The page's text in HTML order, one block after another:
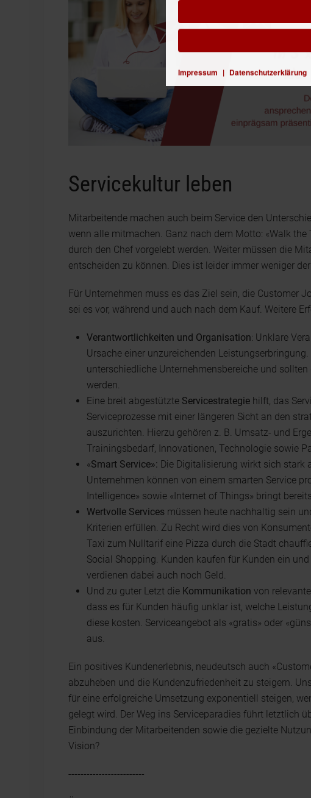
Servicekultur leben
Mitarbeitende machen auch beim Service den
wenn alle mitmachen. Ganz nach dem Motto: «Walk
durch den Chef vorgelebt werden. Weiter müssen die
entscheiden zu können. Dies ist leider immer weniger der
Für Unternehmen muss es das Ziel sein, die Customer
sei es vor, während und auch nach dem Kauf. Weitere
Verantwortlichkeiten und Organisation: Unklare
Ursache einer unzureichenden
unterschiedliche Unternehmensbereiche und
werden.
Eine breit abgestützte Servicestrategie hilft, das
Serviceprozesse mit einer längeren Sicht an den
auszurichten. Hierzu gehören z. B. Umsatz- und
Trainingsbedarf, Innovationen, Technologie sowie
«Smart Service»: Die Digitalisierung wirkt sich stark
Unternehmen können von einem smarten Service
Intelligence» sowie «Internet of Things» bringt
Wertvolle Services müssen heute nachhaltig sein
Kriterien erfüllen. Zu Recht wird dies von
Taxi zum Nulltarif eine Pizza durch die Stadt
Social Shopping. Kunden kaufen für Kunden ein
verdienen dabei auch noch Geld.
Und zu guter Letzt die Kommunikation von
dass es für Kunden häufig unklar ist, welche
diese kosten. Serviceangebot als «gratis» oder
aus.
Ein positives Kundenerlebnis, neudeutsch auch
abzuheben und die Kundenzufriedenheit zu steigern.
für eine erfolgreiche Umsetzung exponentiell steigen,
gelegt wird. Der Weg ins Serviceparadies führt letztlich
Einbindung der Mitarbeitenden sowie die gezielte
Vision?
-------------------------
Impressum | Datenschutzerklärung